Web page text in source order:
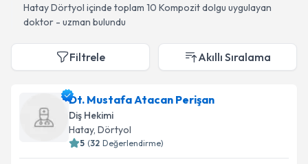
HatayDörtyol içinde toplam 10 Kompozit dolgu uygulayan
doktor - uzman bulundu
Filtrele Akıllı Sıralama
Dt. Mustafa Atacan Perişan
Diş Hekimi
Hatay, Dörtyol
5 (32 Değerlendirme)